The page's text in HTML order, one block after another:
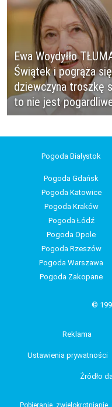
Ewa Woydyłło
Świątek i pogrąża
dziewczyna troszkę
to nie jest
Pogoda Białystok
Pogoda Gdańsk
Pogoda Katowice
Pogoda Kraków
Pogoda Łódź
Pogoda Opole
Pogoda Rzeszów
Pogoda Warszawa
Pogoda Zakopane
©
Reklama
Ustawienia prywatności
Źródło
Pobieranie,